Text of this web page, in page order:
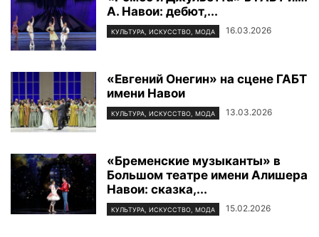
А. Навои: дебют,...
КУЛЬТУРА, ИСКУССТВО, МОДА 16.03.2026
«Евгений Онегин» на сцене ГАБТ
имени Навои
КУЛЬТУРА, ИСКУССТВО, МОДА 13.03.2026
«Бременские музыканты» в
Большом театре имени Алишера
Навои: сказка,...
КУЛЬТУРА, ИСКУССТВО, МОДА 15.02.2026